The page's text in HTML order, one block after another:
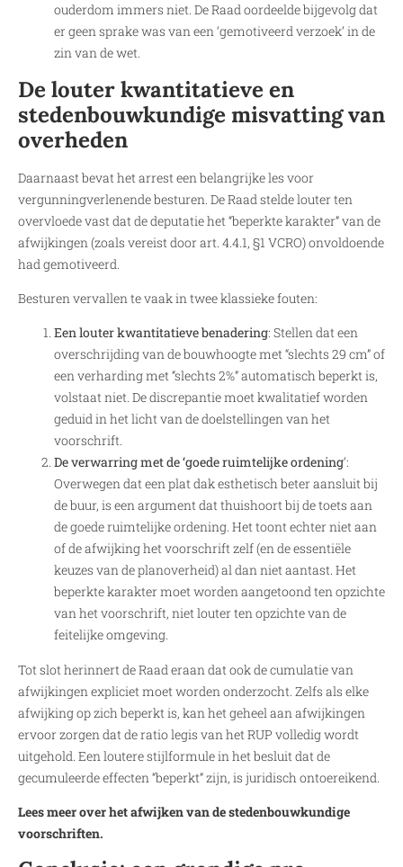
ouderdom immers niet. De Raad oordeelde bijgevolg dat
er geen sprake was van een ‘gemotiveerd verzoek’ in de
zin van de wet.
De louter kwantitatieve en
stedenbouwkundige misvatting van
overheden
Daarnaast bevat het arrest een belangrijke les voor
vergunningverlenende besturen. De Raad stelde louter ten
overvloede vast dat de deputatie het “beperkte karakter” van de
afwijkingen (zoals vereist door art. 4.4.1, §1 VCRO) onvoldoende
had gemotiveerd.
Besturen vervallen te vaak in twee klassieke fouten:
Een louter kwantitatieve benadering: Stellen dat een
overschrijding van de bouwhoogte met “slechts 29 cm” of
een verharding met “slechts 2%” automatisch beperkt is,
volstaat niet. De discrepantie moet kwalitatief worden
geduid in het licht van de doelstellingen van het
voorschrift.
De verwarring met de ‘goede ruimtelijke ordening‘:
Overwegen dat een plat dak esthetisch beter aansluit bij
de buur, is een argument dat thuishoort bij de toets aan
de goede ruimtelijke ordening. Het toont echter niet aan
of de afwijking het voorschrift zelf (en de essentiële
keuzes van de planoverheid) al dan niet aantast. Het
beperkte karakter moet worden aangetoond ten opzichte
van het voorschrift, niet louter ten opzichte van de
feitelijke omgeving.
Tot slot herinnert de Raad eraan dat ook de cumulatie van
afwijkingen expliciet moet worden onderzocht. Zelfs als elke
afwijking op zich beperkt is, kan het geheel aan afwijkingen
ervoor zorgen dat de ratio legis van het RUP volledig wordt
uitgehold. Een loutere stijlformule in het besluit dat de
gecumuleerde effecten “beperkt” zijn, is juridisch ontoereikend.
Lees meer over het afwijken van de stedenbouwkundige
voorschriften.